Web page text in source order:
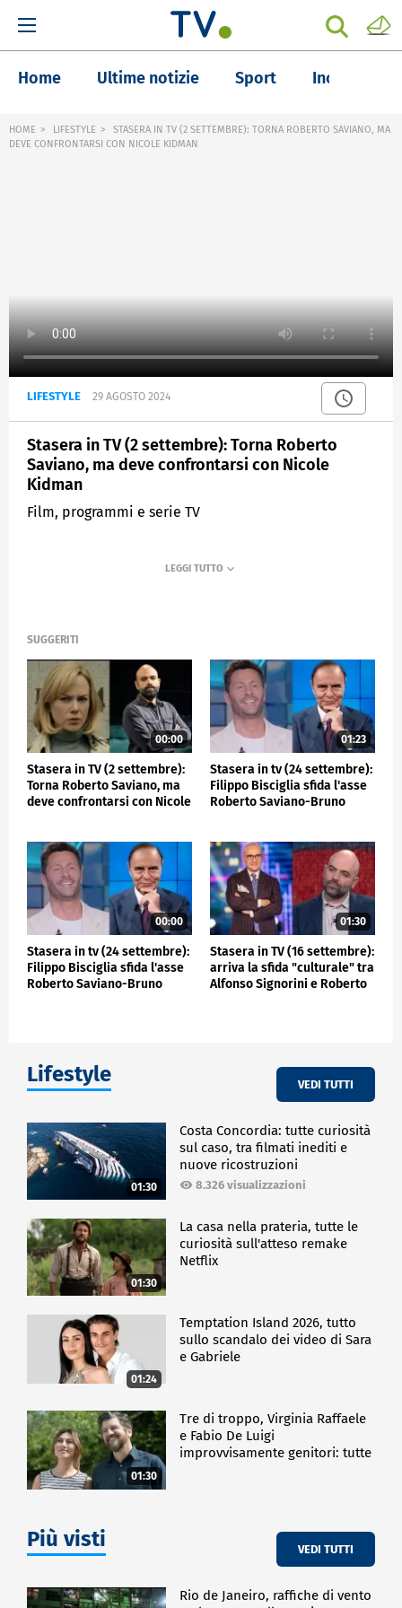
Home Ultime notizie Sport Inchieste
HOME LIFESTYLE
STASERA IN TV (2 SETTEMBRE): TORNA ROBERTO SAVIANO, MA
DEVE CONFRONTARSI CON NICOLE KIDMAN
LIFESTYLE 29 AGOSTO 2024
Stasera in TV (2 settembre): Torna Roberto
Saviano, ma deve confrontarsi con Nicole
Kidman
Film, programmi e serie TV
SUGGERITI
00:00
Stasera in TV (2 settembre):
Torna Roberto Saviano, ma
deve confrontarsi con Nicole
01:23
Stasera in tv (24 settembre):
Filippo Bisciglia sfida l'asse
Roberto Saviano-Bruno
00:00
Stasera in tv (24 settembre):
Filippo Bisciglia sfida l'asse
Roberto Saviano-Bruno
01:30
Stasera in TV (16 settembre):
arriva la sfida "culturale" tra
Alfonso Signorini e Roberto
Lifestyle VEDI TUTTI
01:30
Costa Concordia: tutte curiosità
sul caso, tra filmati inediti e
nuove ricostruzioni
8.326 visualizzazioni
01:30
La casa nella prateria, tutte le
curiosità sull'atteso remake
Netflix
01:24
Temptation Island 2026, tutto
sullo scandalo dei video di Sara
e Gabriele
01:30
Tre di troppo, Virginia Raffaele
e Fabio De Luigi
improvvisamente genitori: tutte
Più visti VEDI TUTTI
Rio de Janeiro, raffiche di vento